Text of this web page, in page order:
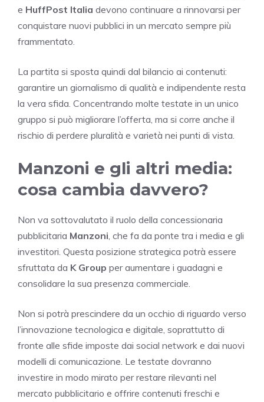
e HuffPost Italia devono continuare a rinnovarsi per
conquistare nuovi pubblici in un mercato sempre più
frammentato.
La partita si sposta quindi dal bilancio ai contenuti:
garantire un giornalismo di qualità e indipendente resta
la vera sfida. Concentrando molte testate in un unico
gruppo si può migliorare l’offerta, ma si corre anche il
rischio di perdere pluralità e varietà nei punti di vista.
Manzoni e gli altri media:
cosa cambia davvero?
Non va sottovalutato il ruolo della concessionaria
pubblicitaria Manzoni , che fa da ponte tra i media e gli
investitori. Questa posizione strategica potrà essere
sfruttata da K Group per aumentare i guadagni e
consolidare la sua presenza commerciale.
Non si potrà prescindere da un occhio di riguardo verso
l’innovazione tecnologica e digitale, soprattutto di
fronte alle sfide imposte dai social network e dai nuovi
modelli di comunicazione. Le testate dovranno
investire in modo mirato per restare rilevanti nel
mercato pubblicitario e offrire contenuti freschi e